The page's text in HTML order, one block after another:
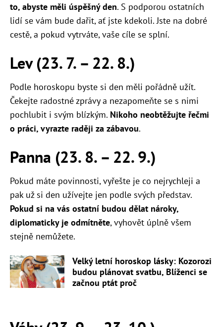
to, abyste měli úspěšný den. S podporou ostatních
lidí se vám bude dařit, ať jste kdekoli. Jste na dobré
cestě, a pokud vytrváte, vaše cíle se splní.
Lev (23. 7. – 22. 8.)
Podle horoskopu byste si den měli pořádně užít.
Čekejte radostné zprávy a nezapomeňte se s nimi
pochlubit i svým blízkým. Nikoho neobtěžujte řečmi
o práci, vyrazte raději za zábavou.
Panna (23. 8. – 22. 9.)
Pokud máte povinnosti, vyřešte je co nejrychleji a
pak už si den užívejte jen podle svých představ.
Pokud si na vás ostatní budou dělat nároky,
diplomaticky je odmítněte, vyhovět úplně všem
stejně nemůžete.
Velký letní horoskop lásky: Kozorozi
budou plánovat svatbu, Blíženci se
začnou ptát proč